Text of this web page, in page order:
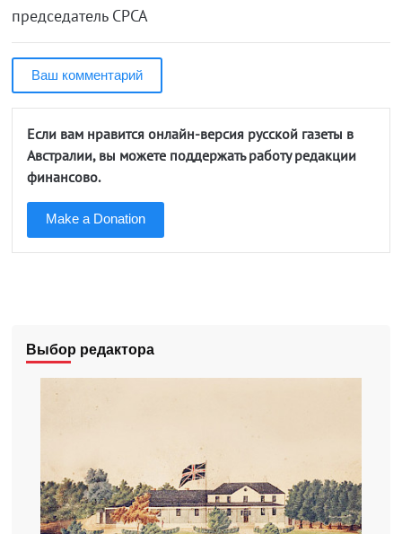
председатель СРСА
Ваш комментарий
Если вам нравится онлайн-версия русской газеты в
Австралии, вы можете поддержать работу редакции
финансово.
Make a Donation
Выбор редактора